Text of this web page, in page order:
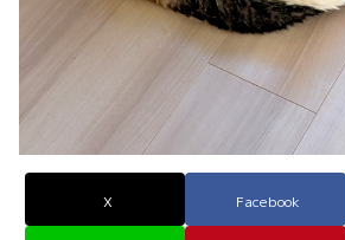
X Facebook